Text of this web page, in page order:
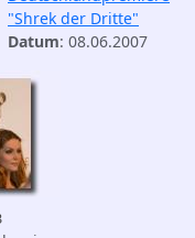
"Shrek der Dritte"
Datum: 08.06.2007